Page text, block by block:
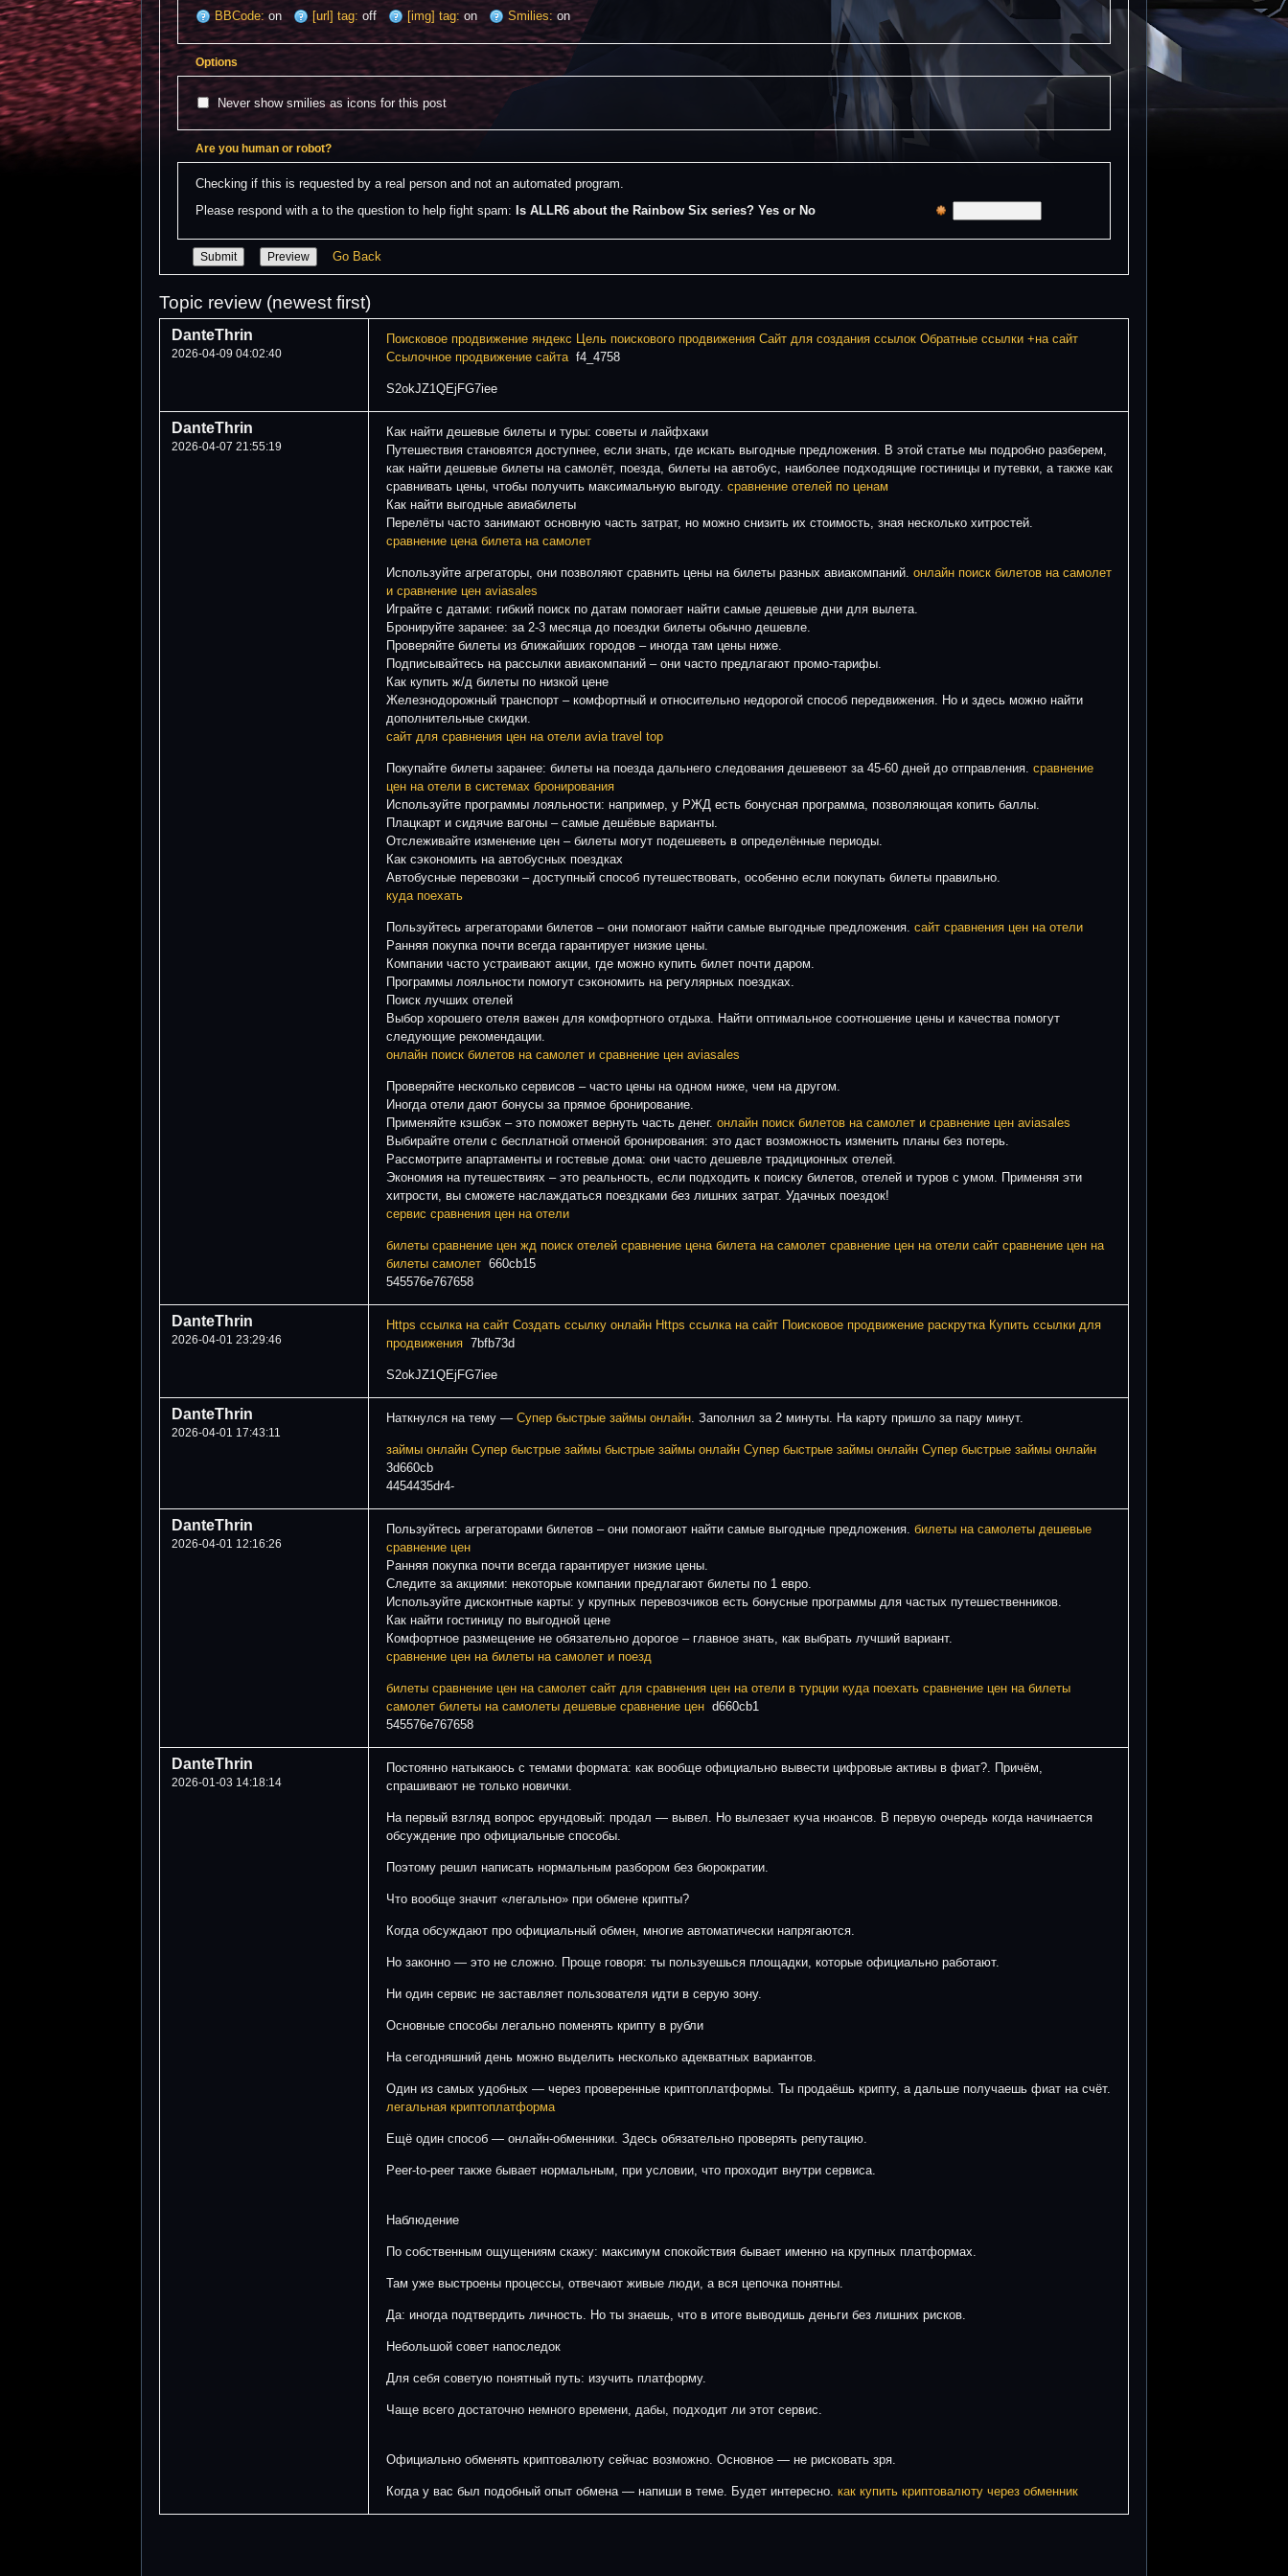
BBCode:on [url] tag: off [img] tag: on Smilies: on
Options
Never show smilies as icons for this post
Are you human or robot?
Checking if this is requested by a real person and not an automated program.
Please respond with a to the question to help fight spam: Is ALLR6 about the Rainbow Six series? Yes or No
Go Back
Topic review (newest first)
DanteThrin
2026-04-09 04:02:40
Поисковое продвижение яндекс Цель поискового продвижения Сайт для создания ссылок Обратные ссылки +на сайт
Ссылочное продвижение сайтаf4_4758
S2okJZ1QEjFG7iee
DanteThrin
2026-04-07 21:55:19
Как найти дешевые билеты и туры: советы и лайфхаки
Путешествия становятся доступнее, если знать, где искать выгодные предложения. В этой статье мы подробно разберем,
как найти дешевые билеты на самолёт, поезда, билеты на автобус, наиболее подходящие гостиницы и путевки, а также как
сравнивать цены, чтобы получить максимальную выгоду. сравнение отелей по ценам
Как найти выгодные авиабилеты
Перелёты часто занимают основную часть затрат, но можно снизить их стоимость, зная несколько хитростей.
сравнение цена билета на самолет
Используйте агрегаторы, они позволяют сравнить цены на билеты разных авиакомпаний. онлайн поиск билетов на самолет
и сравнение цен aviasales
Играйте с датами: гибкий поиск по датам помогает найти самые дешевые дни для вылета.
Бронируйте заранее: за 2-3 месяца до поездки билеты обычно дешевле.
Проверяйте билеты из ближайших городов – иногда там цены ниже.
Подписывайтесь на рассылки авиакомпаний – они часто предлагают промо-тарифы.
Как купить ж/д билеты по низкой цене
Железнодорожный транспорт – комфортный и относительно недорогой способ передвижения. Но и здесь можно найти
дополнительные скидки.
сайт для сравнения цен на отели avia travel top
Покупайте билеты заранее: билеты на поезда дальнего следования дешевеют за 45-60 дней до отправления. сравнение
цен на отели в системах бронирования
Используйте программы лояльности: например, у РЖД есть бонусная программа, позволяющая копить баллы.
Плацкарт и сидячие вагоны – самые дешёвые варианты.
Отслеживайте изменение цен – билеты могут подешеветь в определённые периоды.
Как сэкономить на автобусных поездках
Автобусные перевозки – доступный способ путешествовать, особенно если покупать билеты правильно.
куда поехать
Пользуйтесь агрегаторами билетов – они помогают найти самые выгодные предложения. сайт сравнения цен на отели
Ранняя покупка почти всегда гарантирует низкие цены.
Компании часто устраивают акции, где можно купить билет почти даром.
Программы лояльности помогут сэкономить на регулярных поездках.
Поиск лучших отелей
Выбор хорошего отеля важен для комфортного отдыха. Найти оптимальное соотношение цены и качества помогут
следующие рекомендации.
онлайн поиск билетов на самолет и сравнение цен aviasales
Проверяйте несколько сервисов – часто цены на одном ниже, чем на другом.
Иногда отели дают бонусы за прямое бронирование.
Применяйте кэшбэк – это поможет вернуть часть денег. онлайн поиск билетов на самолет и сравнение цен aviasales
Выбирайте отели с бесплатной отменой бронирования: это даст возможность изменить планы без потерь.
Рассмотрите апартаменты и гостевые дома: они часто дешевле традиционных отелей.
Экономия на путешествиях – это реальность, если подходить к поиску билетов, отелей и туров с умом. Применяя эти
хитрости, вы сможете наслаждаться поездками без лишних затрат. Удачных поездок!
сервис сравнения цен на отели
билеты сравнение цен жд поиск отелей сравнение цена билета на самолет сравнение цен на отели сайт сравнение цен на
билеты самолет 660cb15
545576e767658
DanteThrin
2026-04-01 23:29:46
Https ссылка на сайт Создать ссылку онлайн Https ссылка на сайт Поисковое продвижение раскрутка Купить ссылки для
продвижения 7bfb73d
S2okJZ1QEjFG7iee
DanteThrin
2026-04-01 17:43:11
Наткнулся на тему — Супер быстрые займы онлайн. Заполнил за 2 минуты. На карту пришло за пару минут.
займы онлайн Супер быстрые займы быстрые займы онлайн Супер быстрые займы онлайн Супер быстрые займы онлайн
3d660cb
4454435dr4-
DanteThrin
2026-04-01 12:16:26
Пользуйтесь агрегаторами билетов – они помогают найти самые выгодные предложения. билеты на самолеты дешевые
сравнение цен
Ранняя покупка почти всегда гарантирует низкие цены.
Следите за акциями: некоторые компании предлагают билеты по 1 евро.
Используйте дисконтные карты: у крупных перевозчиков есть бонусные программы для частых путешественников.
Как найти гостиницу по выгодной цене
Комфортное размещение не обязательно дорогое – главное знать, как выбрать лучший вариант.
сравнение цен на билеты на самолет и поезд
билеты сравнение цен на самолет сайт для сравнения цен на отели в турции куда поехать сравнение цен на билеты
самолет билеты на самолеты дешевые сравнение цен d660cb1
545576e767658
DanteThrin
2026-01-03 14:18:14
Постоянно натыкаюсь с темами формата: как вообще официально вывести цифровые активы в фиат?. Причём,
спрашивают не только новички.
На первый взгляд вопрос ерундовый: продал — вывел. Но вылезает куча нюансов. В первую очередь когда начинается
обсуждение про официальные способы.
Поэтому решил написать нормальным разбором без бюрократии.
Что вообще значит «легально» при обмене крипты?
Когда обсуждают про официальный обмен, многие автоматически напрягаются.
Но законно — это не сложно. Проще говоря: ты пользуешься площадки, которые официально работают.
Ни один сервис не заставляет пользователя идти в серую зону.
Основные способы легально поменять крипту в рубли
На сегодняшний день можно выделить несколько адекватных вариантов.
Один из самых удобных — через проверенные криптоплатформы. Ты продаёшь крипту, а дальше получаешь фиат на счёт.
легальная криптоплатформа
Ещё один способ — онлайн-обменники. Здесь обязательно проверять репутацию.
Peer-to-peer также бывает нормальным, при условии, что проходит внутри сервиса.
Наблюдение
По собственным ощущениям скажу: максимум спокойствия бывает именно на крупных платформах.
Там уже выстроены процессы, отвечают живые люди, а вся цепочка понятны.
Да: иногда подтвердить личность. Но ты знаешь, что в итоге выводишь деньги без лишних рисков.
Небольшой совет напоследок
Для себя советую понятный путь: изучить платформу.
Чаще всего достаточно немного времени, дабы, подходит ли этот сервис.
Официально обменять криптовалюту сейчас возможно. Основное — не рисковать зря.
Когда у вас был подобный опыт обмена — напиши в теме. Будет интересно. как купить криптовалюту через обменник